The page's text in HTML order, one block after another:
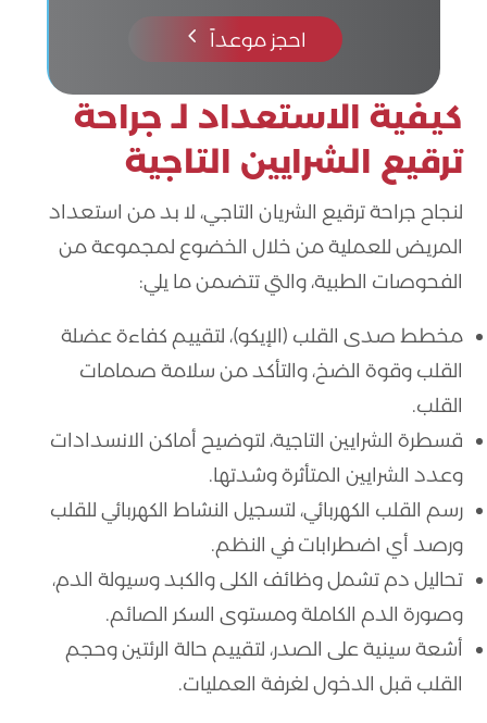
احجز موعداً 4
كيفية الاستعداد لـ جراحة
ترقيع الشرايين التاجية
لنجاح جراحة ترقيع الشريان التاجي، لا بد من استعداد
المريض للعملية من خلال الخضوع لمجموعة من
الفحوصات الطبية، والتي تتضمن ما يلي:
مخطط صدى القلب (الإيكو)، لتقييم كفاءة عضلة
القلب وقوة الضخ، والتأكد من سلامة صمامات
القلب.
قسطرة الشرايين التاجية، لتوضيح أماكن الانسدادات
وعدد الشرايين المتأثرة وشدتها.
رسم القلب الكهربائي، لتسجيل النشاط الكهربائي للقلب
ورصد أي اضطرابات في النظم.
تحاليل دم تشمل وظائف الكلى والكبد وسيولة الدم،
وصورة الدم الكاملة ومستوى السكر الصائم.
أشعة سينية على الصدر، لتقييم حالة الرئتين وحجم
القلب قبل الدخول لغرفة العمليات.